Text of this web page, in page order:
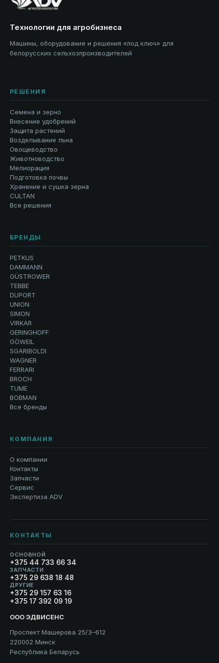
Технологии для агробизнеса
Машины, оборудование и решения «под ключ» для
белорусских сельхозпроизводителей
РЕШЕНИЯ
Семена и зерно
Внесение удобрений
Защита растений
Возделывание льна
Овощеводство
Животноводство
Мелиорация
Подготовка почвы
Хранение и сушка зерна
CULTAN
Все решения
БРЕНДЫ
PETKUS
DAMMANN
GÜSTROWER
TEBBE
DUPORT
UNION
SIMON
VIRKAR
GERINGHOFF
GÖWEIL
SGARIBOLDI
WAGNER
FERRARI
BROCH
TUME
BOBMAN
Все бренды
КОМПАНИЯ
О компании
Контакты
Запчасти
Сервис
Экспертиза ADV
КОНТАКТЫ
ОСНОВНОЙ
+375 44 733 66 34
ЗАПЧАСТИ
+375 29 638 18 48
ДРУГИЕ
+375 29 157 63 16
+375 17 392 09 19
ООО ЭДВИСЕНС
Проспект Машерова 25/3–612
220002 Минск
Республика Беларусь